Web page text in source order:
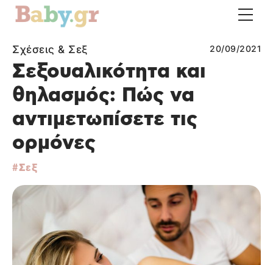
Σχέσεις & Σεξ 20/09/2021
Σεξουαλικότητα και
θηλασμός: Πώς να
αντιμετωπίσετε τις
ορμόνες
Σεξ